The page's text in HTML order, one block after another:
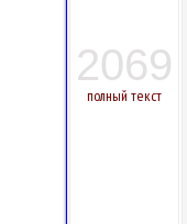
2069
полный текст